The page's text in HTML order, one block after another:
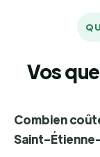
Vos
Combien
Saint-